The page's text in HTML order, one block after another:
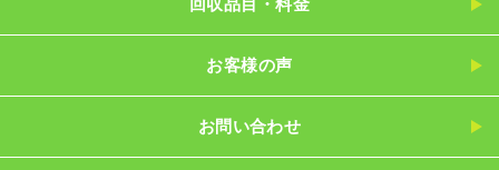
回収品目・料金
お客様の声
お問い合わせ